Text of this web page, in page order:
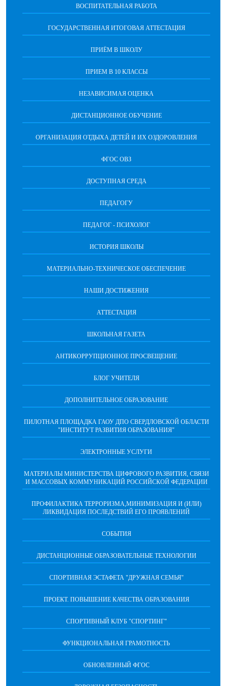
ВОСПИТАТЕЛЬНАЯ РАБОТА
ГОСУДАРСТВЕННАЯ ИТОГОВАЯ АТТЕСТАЦИЯ
ПРИЁМ В ШКОЛУ
ПРИЕМ В 10 КЛАССЫ
НЕЗАВИСИМАЯ ОЦЕНКА
ДИСТАНЦИОННОЕ ОБУЧЕНИЕ
ОРГАНИЗАЦИЯ ОТДЫХА ДЕТЕЙ И ИХ ОЗДОРОВЛЕНИЯ
ФГОС ОВЗ
ДОСТУПНАЯ СРЕДА
ПЕДАГОГУ
ПЕДАГОГ - ПСИХОЛОГ
ИСТОРИЯ ШКОЛЫ
МАТЕРИАЛЬНО-ТЕХНИЧЕСКОЕ ОБЕСПЕЧЕНИЕ
НАШИ ДОСТИЖЕНИЯ
АТТЕСТАЦИЯ
ШКОЛЬНАЯ ГАЗЕТА
АНТИКОРРУПЦИОННОЕ ПРОСВЕЩЕНИЕ
БЛОГ УЧИТЕЛЯ
ДОПОЛНИТЕЛЬНОЕ ОБРАЗОВАНИЕ
ПИЛОТНАЯ ПЛОЩАДКА ГАОУ ДПО СВЕРДЛОВСКОЙ ОБЛАСТИ
"ИНСТИТУТ РАЗВИТИЯ ОБРАЗОВАНИЯ"
ЭЛЕКТРОННЫЕ УСЛУГИ
МАТЕРИАЛЫ МИНИСТЕРСТВА ЦИФРОВОГО РАЗВИТИЯ, СВЯЗИ
И МАССОВЫХ КОММУНИКАЦИЙ РОССИЙСКОЙ ФЕДЕРАЦИИ
ПРОФИЛАКТИКА ТЕРРОРИЗМА,МИНИМИЗАЦИЯ И (ИЛИ)
ЛИКВИДАЦИЯ ПОСЛЕДСТВИЙ ЕГО ПРОЯВЛЕНИЙ
СОБЫТИЯ
ДИСТАНЦИОННЫЕ ОБРАЗОВАТЕЛЬНЫЕ ТЕХНОЛОГИИ
СПОРТИВНАЯ ЭСТАФЕТА "ДРУЖНАЯ СЕМЬЯ"
ПРОЕКТ. ПОВЫШЕНИЕ КАЧЕСТВА ОБРАЗОВАНИЯ
СПОРТИВНЫЙ КЛУБ "СПОРТИНГ"
ФУНКЦИОНАЛЬНАЯ ГРАМОТНОСТЬ
ОБНОВЛЕННЫЙ ФГОС